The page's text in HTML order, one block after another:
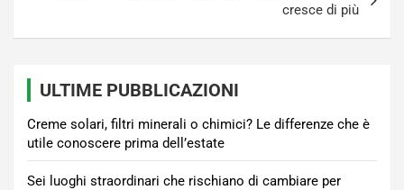
cresce di più
ULTIME PUBBLICAZIONI
Creme solari, filtri minerali o chimici? Le differenze che è
utile conoscere prima dell’estate
Sei luoghi straordinari che rischiano di cambiare per